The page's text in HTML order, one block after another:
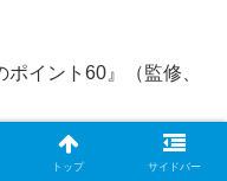
ポイント60』（監修、
トップ サイドバー